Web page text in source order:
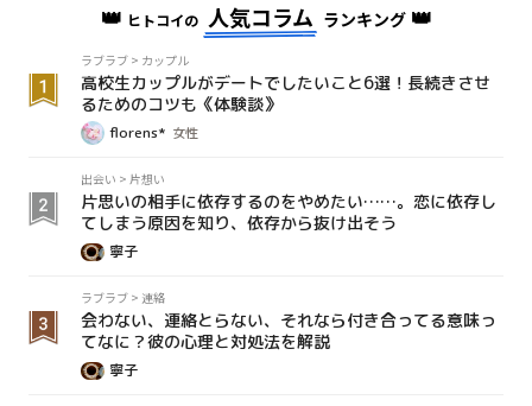
👑 ヒトコイの 人気コラム ランキング👑
ラブラブ > カップル
高校生カップルがデートでしたいこと6選！長続きさせ
るためのコツも《体験談》
florens* 女性
出会い > 片想い
片思いの相手に依存するのをやめたい……。恋に依存し
てしまう原因を知り、依存から抜け出そう
寧子
ラブラブ > 連絡
会わない、連絡とらない、それなら付き合ってる意味っ
てなに？彼の心理と対処法を解説
寧子